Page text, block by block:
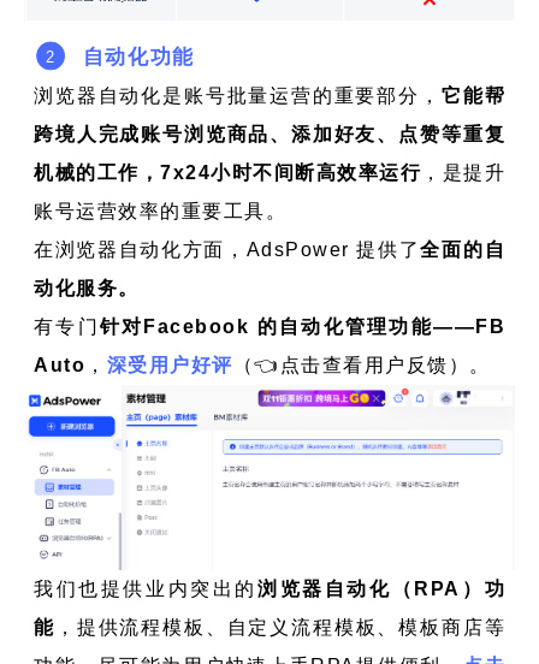
2 自动化功能
浏览器自动化是账号批量运营的重要部分， 它能帮
跨境人完成账号浏览商品、添加好友、点赞等重复
机械的工作，7x24小时不间断高效率运行 ，是提升
账号运营效率的重要工具。
在浏览器自动化方面，AdsPower 提供了全面的自
动化服务。
有专门针对Facebook 的自动化管理功能——FB
Auto ， 深受用户好评 （👈点击查看用户反馈）。
我们也提供业内突出的浏览器自动化（RPA）功
能 ，提供流程模板、自定义流程模板、模板商店等